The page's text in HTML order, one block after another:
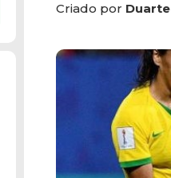
Criado por